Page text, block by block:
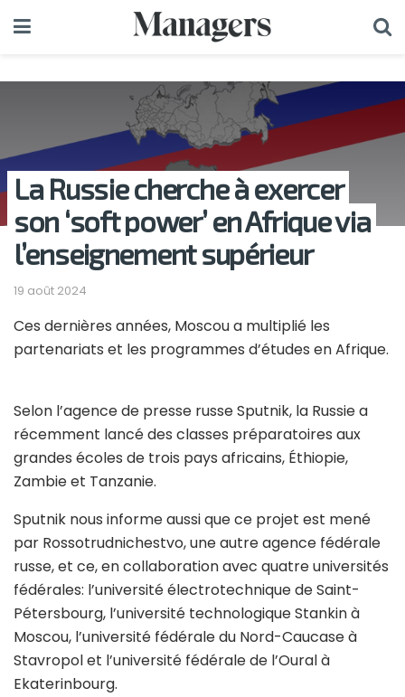
La Russie cherche à exercer
son ‘soft power’ en Afrique via
l’enseignement supérieur
19 août 2024
Ces dernières années, Moscou a multiplié les
partenariats et les programmes d’études en Afrique.
Selon l’agence de presse russe Sputnik, la Russie a
récemment lancé des classes préparatoires aux
grandes écoles de trois pays africains, Éthiopie,
Zambie et Tanzanie.
Sputnik nous informe aussi que ce projet est mené
par Rossotrudnichestvo, une autre agence fédérale
russe, et ce, en collaboration avec quatre universités
fédérales: l’université électrotechnique de Saint-
Pétersbourg, l’université technologique Stankin à
Moscou, l’université fédérale du Nord-Caucase à
Stavropol et l’université fédérale de l’Oural à
Ekaterinbourg.